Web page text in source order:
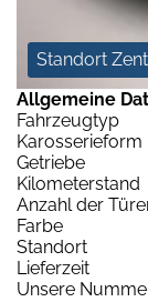
Standort
Allgemeine
Fahrzeugtyp
Karosserieform
Getriebe
Kilometerstand
Anzahl der
Farbe
Standort
Lieferzeit
Unsere